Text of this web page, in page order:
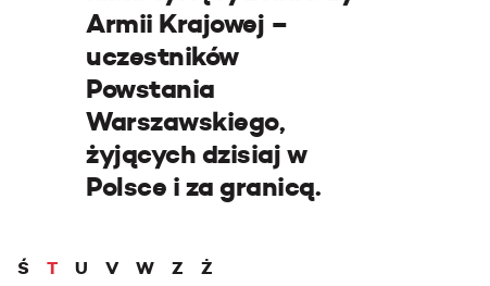
Armii Krajowej –
uczestników
Powstania
Warszawskiego,
żyjących dzisiaj w
Polsce i za granicą.
Ś T U V W Z
Ż